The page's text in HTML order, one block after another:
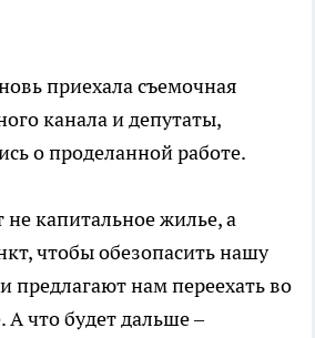
приехала съемочная
канала и депутаты,
о проделанной работе.
капитальное жилье, а
чтобы обезопасить нашу
предлагают нам переехать во
что будет дальше –